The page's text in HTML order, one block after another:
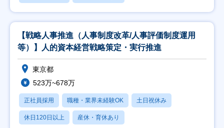
【戦略人事推進（人事制度改革/人事評価制度運用
等）】人的資本経営戦略策定・実行推進
東京都
523万~678万
正社員採用 職種・業界未経験OK 土日祝休み
休日120日以上 産休・育休あり